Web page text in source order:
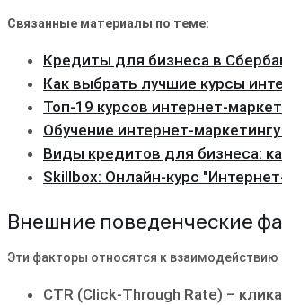
Связанные материалы по теме:
Кредиты для бизнеса в
Как выбрать лучшие курсы
Топ-19 курсов интернет-
Обучение интернет-
Виды кредитов для бизнеса:
Skillbox: Онлайн-курс
Внешние поведенческие
Эти факторы относятся к
CTR (Click-Through Rate) –